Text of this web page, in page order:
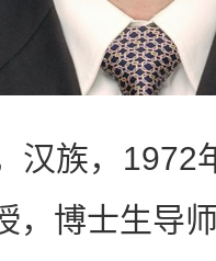
族，1972
，博士生导